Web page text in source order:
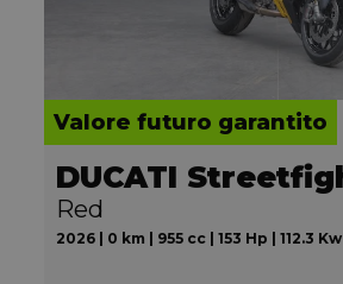
Valore futuro garantito
Red
2026 | 0 km | 955 cc | 153 Hp | 112.3 Kw